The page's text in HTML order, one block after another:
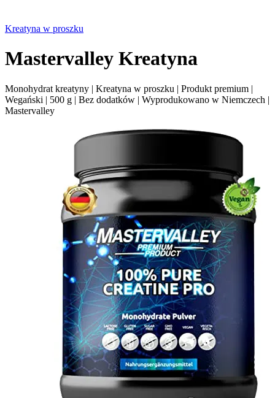
Kreatyna w proszku
Mastervalley Kreatyna
Monohydrat kreatyny | Kreatyna w proszku | Produkt premium |
Wegański | 500 g | Bez dodatków | Wyprodukowano w Niemczech |
Mastervalley